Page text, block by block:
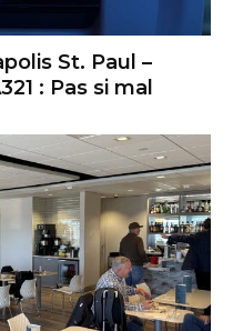
St. Paul –
: Pas si mal